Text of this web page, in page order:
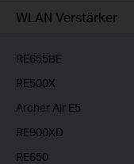
Businessanwender
WLAN Verstärker
RE655BE
RE500X
Archer Air E5
RE900XD
RE650